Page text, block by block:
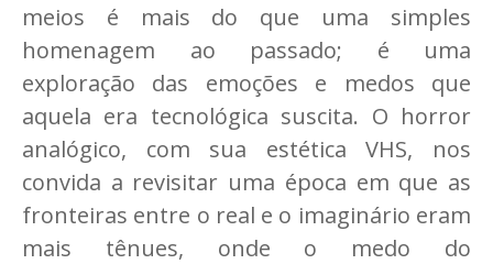
meios é mais do que uma simples
homenagem ao passado; é uma
exploração das emoções e medos que
aquela era tecnológica suscita. O horror
analógico, com sua estética VHS, nos
convida a revisitar uma época em que as
fronteiras entre o real e o imaginário eram
mais tênues, onde o medo do